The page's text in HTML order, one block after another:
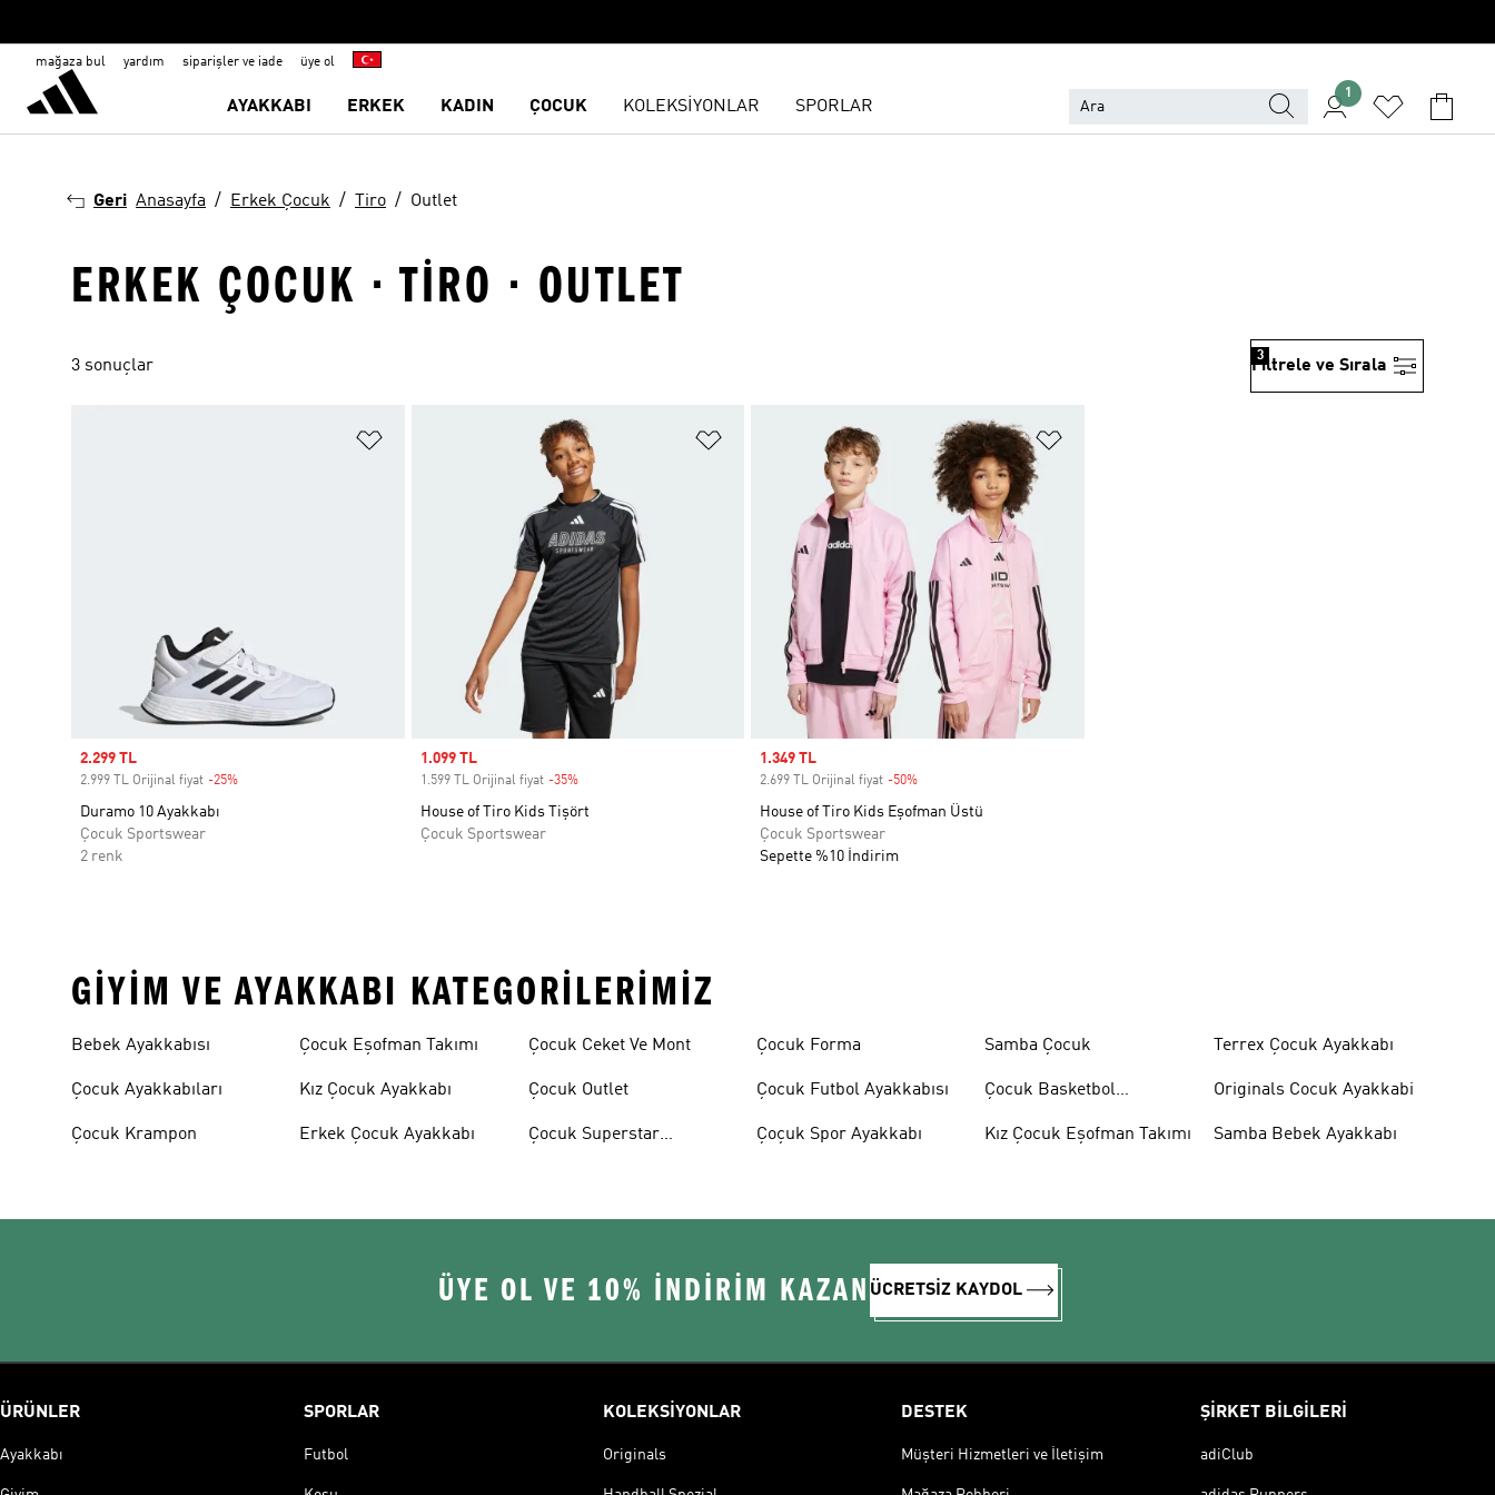
mağaza bul yardım siparişler ve iade üye ol
AYAKKABI ERKEK KADIN ÇOCUK KOLEKSİYONLAR SPORLAR
1
Geri Anasayfa Erkek Çocuk Tiro Outlet
ERKEK ÇOCUK · TIRO · OUTLET
3 sonuçlar Filtrele ve Sırala
3
Favori Listesine Ekle
Sale price
2.299 TL
2.999 TL Orijinal fiyat -25%
Duramo 10 Ayakkabı
Çocuk Sportswear
2 renk
Favori Listesine Ekle
Sale price
1.099 TL
1.599 TL Orijinal fiyat -35%Discount
House of Tiro Kids Tişört
Çocuk Sportswear
Sale price
1.349 TL
2.699 TL Orijinal fiyat -50%
House of Tiro Kids Eşofman Üstü
Çocuk Sportswear
Sepette %10 İndirim
GIYIM VE AYAKKABI KATEGORILERIMIZ
Bebek Ayakkabısı
Çocuk Ayakkabıları
Çocuk Krampon
Çocuk Eşofman Takımı
Kız Çocuk Ayakkabı
Erkek Çocuk Ayakkabı
Çocuk Ceket Ve Mont
Çocuk Outlet
Çocuk Superstar
Çocuk Forma
Çocuk Futbol Ayakkabısı
Çoçuk Spor Ayakkabı
Samba Çocuk
Çocuk Basketbol
Kız Çocuk Eşofman Takımı
Terrex Çocuk Ayakkabı
Originals Cocuk Ayakkabi
Samba Bebek Ayakkabı
ÜYE OL VE 10% İNDİRİM KAZAN ÜCRETSİZ KAYDOL
ÜRÜNLER
Ayakkabı
SPORLAR
Futbol
KOLEKSİYONLAR
Originals
DESTEK
Müşteri Hizmetleri ve İletişim
ŞİRKET BİLGİLERİ
adiClub